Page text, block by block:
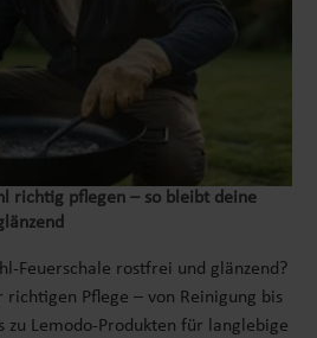
richtig pflegen – so bleibt deine
Feuerschale rostfrei und glänzend?
Pflege – von Reinigung bis
zu Lemodo-Produkten für langlebige